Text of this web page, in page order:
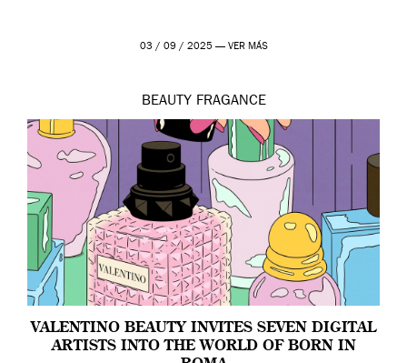
03 / 09 / 2025 — VER MÁS
BEAUTY FRAGANCE
VALENTINO BEAUTY INVITES SEVEN DIGITAL
ARTISTS INTO THE WORLD OF BORN IN